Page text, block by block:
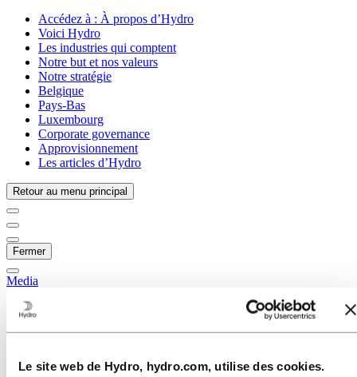
Le site web de Hydro, hydro.com, utilise des cookies.
Accédez à : À propos d’Hydro
Voici Hydro
Les industries qui comptent
Notre but et nos valeurs
Notre stratégie
Belgique
Pays-Bas
Luxembourg
Corporate governance
Approvisionnement
Les articles d’Hydro
Retour au menu principal
Fermer
Media
Abonnement aux actualités
Thèmes sur l'agenda